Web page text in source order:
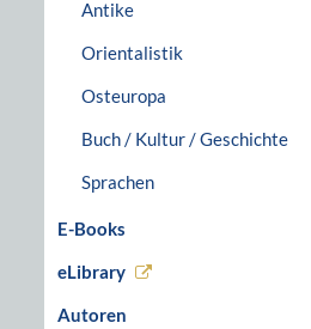
Antike
Orientalistik
Osteuropa
Buch / Kultur / Geschichte
Sprachen
E-Books
eLibrary
Autoren